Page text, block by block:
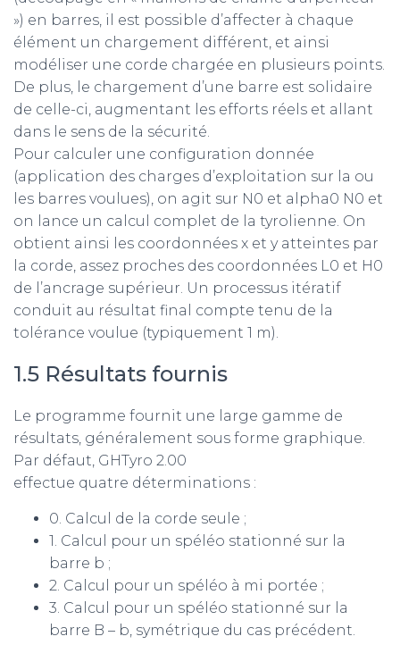
») en barres, il est possible d’affecter à chaque
élément un chargement différent, et ainsi
modéliser une corde chargée en plusieurs points.
De plus, le chargement d’une barre est solidaire
de celle-ci, augmentant les efforts réels et allant
dans le sens de la sécurité.
Pour calculer une configuration donnée
(application des charges d’exploitation sur la ou
les barres voulues), on agit sur N0 et alpha0 N0 et
on lance un calcul complet de la tyrolienne. On
obtient ainsi les coordonnées x et y atteintes par
la corde, assez proches des coordonnées L0 et H0
de l’ancrage supérieur. Un processus itératif
conduit au résultat final compte tenu de la
tolérance voulue (typiquement 1 m).
1.5 Résultats fournis
Le programme fournit une large gamme de
résultats, généralement sous forme graphique.
Par défaut, GHTyro 2.00
effectue quatre déterminations :
0. Calcul de la corde seule ;
1. Calcul pour un spéléo stationné sur la
barre b ;
2. Calcul pour un spéléo à mi portée ;
3. Calcul pour un spéléo stationné sur la
barre B – b, symétrique du cas précédent.